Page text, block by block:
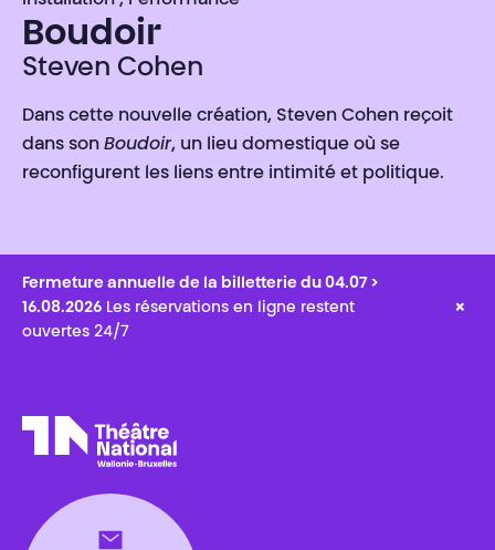
Boudoir
Steven Cohen
Dans cette nouvelle création, Steven Cohen reçoit
dans son Boudoir, un lieu domestique où se
reconfigurent les liens entre intimité et politique.
Fermeture annuelle de la billetterie du 04.07 >
16.08.2026 Les réservations en ligne restent
ouvertes 24/7
×